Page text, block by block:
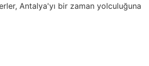
Antalya'yı bir zaman yolculuğuna